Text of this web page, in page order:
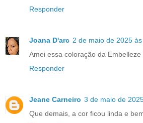
Responder
Joana D'arc 2 de maio de 2025
Amei essa coloração da
Responder
Jeane Carneiro 3 de maio de
Que demais, a cor ficou linda e